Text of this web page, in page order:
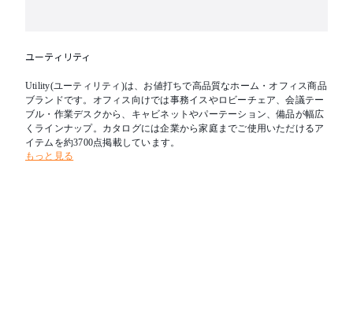
ユーティリティ
Utility(ユーティリティ)は、お値打ちで高品質なホーム・オフィス商品
ブランドです。オフィス向けでは事務イスやロビーチェア、会議テー
ブル・作業デスクから、キャビネットやパーテーション、備品が幅広
くラインナップ。カタログには企業から家庭までご使用いただけるア
イテムを約3700点掲載しています。
もっと見る